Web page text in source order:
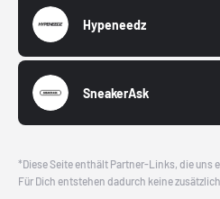
Hypeneedz
SneakerAsk
*Diese Seite enthält Partner-Links, die uns
Für Dich entstehen dadurch keine